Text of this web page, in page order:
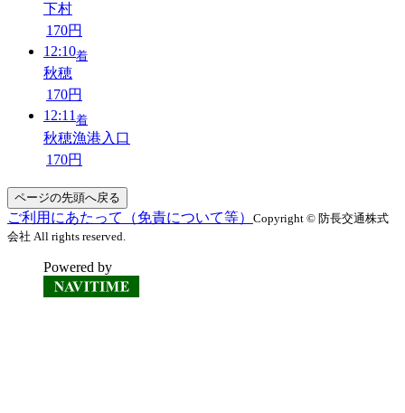
下村
170円
12:10着
秋穂
170円
12:11着
秋穂漁港入口
170円
ページの先頭へ戻る
ご利用にあたって（免責について等） Copyright © 防長交通株式
会社 All rights reserved.
Powered by